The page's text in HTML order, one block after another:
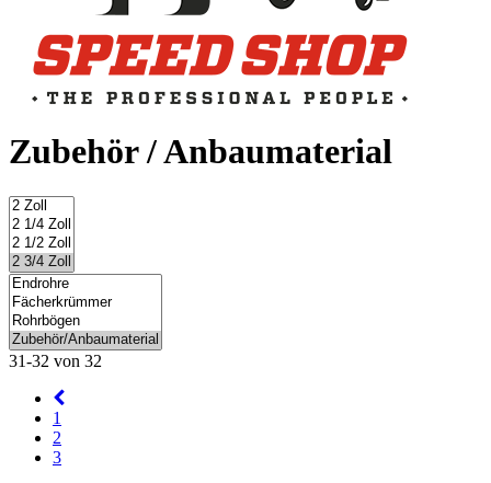
Zubehör / Anbaumaterial
31-32 von 32
1
2
3